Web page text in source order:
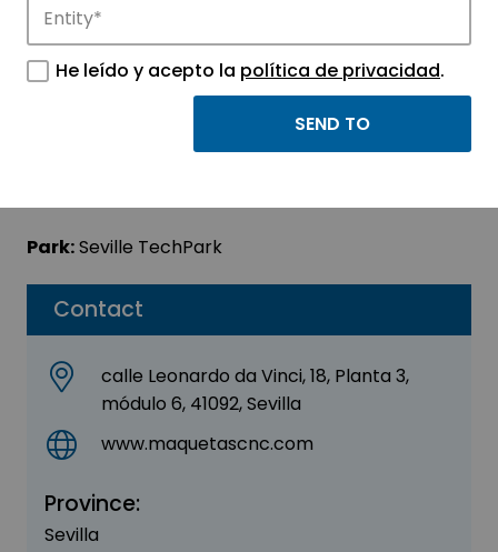
Contact
calle Leonardo da Vinci, 18, Planta 3,
módulo 6, 41092, Sevilla
www.maquetascnc.com
Province:
Sevilla
Maquetascnc
Park:Seville TechPark
He leído y acepto la política de privacidad.